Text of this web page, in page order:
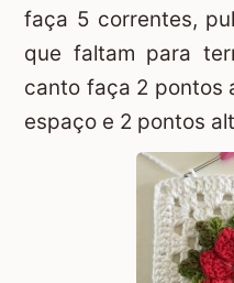
faça 5 correntes,
que faltam para
canto faça 2 pontos
espaço e 2 pontos